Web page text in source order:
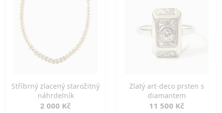
Stříbrný zlacený starožitný
náhrdelník
2 000 Kč
Zlatý art-deco prsten s
diamantem
11 500 Kč